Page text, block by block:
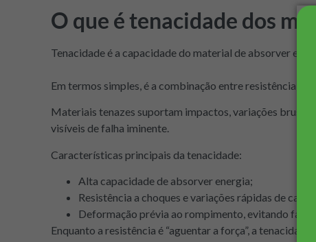
O que é tenacidade dos
Tenacidade é a capacidade do material de absorver
Em termos simples, é a combinação entre resistência e
Materiais tenazes suportam impactos, variações
visíveis de falha iminente.
Características principais da tenacidade:
Alta capacidade de absorver energia;
Resistência a choques e variações rápidas de carga;
Deformação prévia ao rompimento, evitando
Enquanto a resistência é “aguentar a força”, a tenacidade